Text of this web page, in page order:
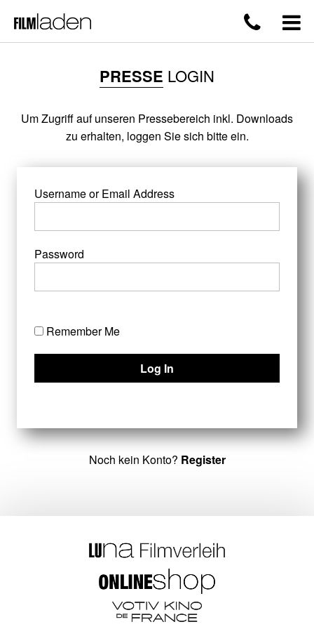
PRESSE LOGIN
Um Zugriff auf unseren Pressebereich inkl. Downloads
zu erhalten, loggen Sie sich bitte ein.
Username or Email Address
Password
Remember Me
Noch kein Konto? Register